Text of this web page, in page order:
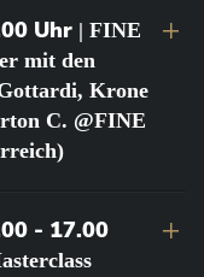
Uhr | FINE
mit den
Krone
C. @FINE
- 17.00